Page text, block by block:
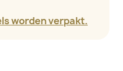
worden verpakt.